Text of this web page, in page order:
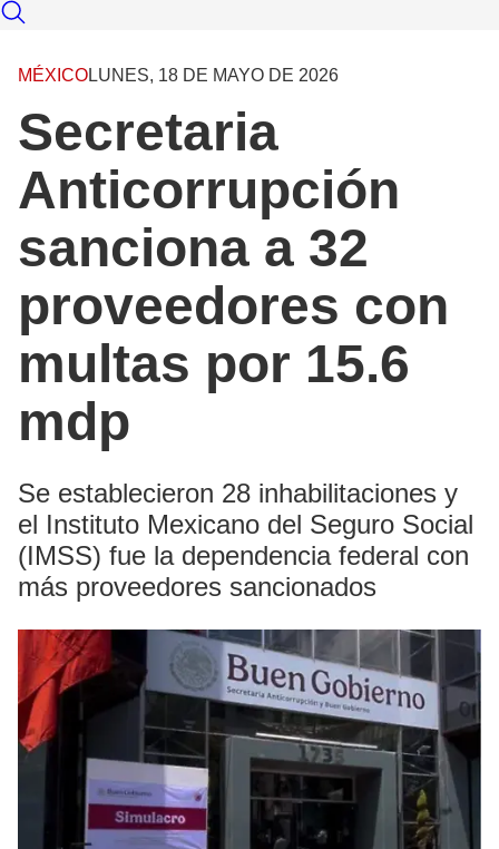
MÉXICOLUNES, 18 DE MAYO DE 2026
Secretaria
Anticorrupción
sanciona a 32
proveedores con
multas por 15.6
mdp
Se establecieron 28 inhabilitaciones y
el Instituto Mexicano del Seguro Social
(IMSS) fue la dependencia federal con
más proveedores sancionados